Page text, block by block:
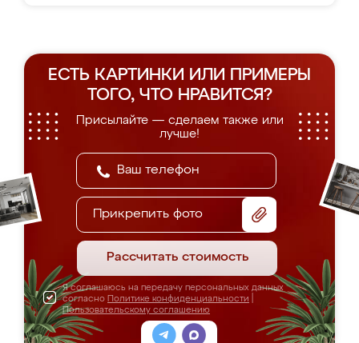
ЕСТЬ КАРТИНКИ ИЛИ ПРИМЕРЫ
ТОГО, ЧТО НРАВИТСЯ?
Присылайте — сделаем также или
лучше!
Прикрепить фото
Рассчитать стоимость
Я соглашаюсь на передачу персональных данных
согласно Политике конфиденциальности
Пользовательскому соглашению